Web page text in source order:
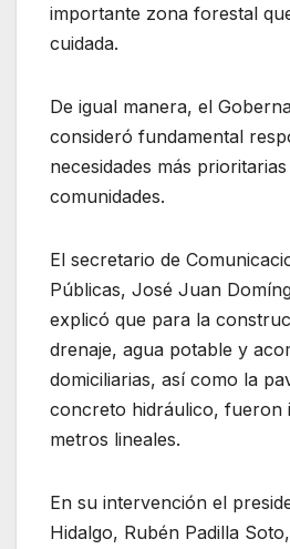
importante zona forestal
cuidada.
De igual manera, el
consideró fundamental
necesidades más
comunidades.
El secretario de
Públicas, José Juan
explicó que para la
drenaje, agua potable y
domiciliarias, así como la
concreto hidráulico, fueron
metros lineales.
En su intervención el
Hidalgo, Rubén Padilla